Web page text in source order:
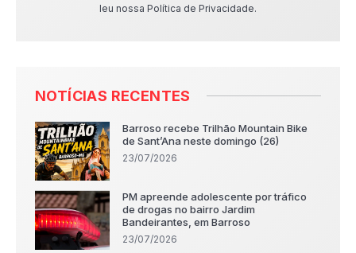
leu nossa Política de Privacidade.
NOTÍCIAS RECENTES
Barroso recebe Trilhão Mountain Bike
de Sant’Ana neste domingo (26)
23/07/2026
PM apreende adolescente por tráfico
de drogas no bairro Jardim
Bandeirantes, em Barroso
23/07/2026